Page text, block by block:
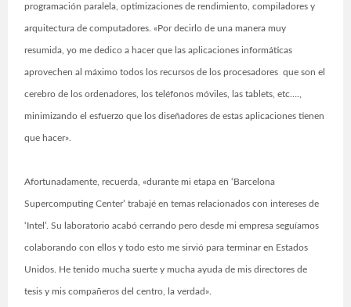
programación paralela, optimizaciones de rendimiento, compiladores y
arquitectura de computadores. «Por decirlo de una manera muy
resumida, yo me dedico a hacer que las aplicaciones informáticas
aprovechen al máximo todos los recursos de los procesadores que son el
cerebro de los ordenadores, los teléfonos móviles, las tablets, etc….,
minimizando el esfuerzo que los diseñadores de estas aplicaciones tienen
que hacer».
Afortunadamente, recuerda, «durante mi etapa en ‘Barcelona
Supercomputing Center’ trabajé en temas relacionados con intereses de
‘Intel’. Su laboratorio acabó cerrando pero desde mi empresa seguíamos
colaborando con ellos y todo esto me sirvió para terminar en Estados
Unidos. He tenido mucha suerte y mucha ayuda de mis directores de
tesis y mis compañeros del centro, la verdad».